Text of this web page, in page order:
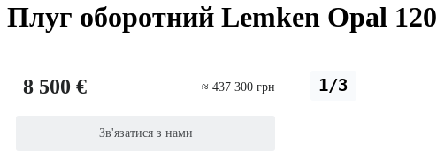
Плуг оборотний Lemken Opal 120
1/3
8 500 € ≈ 437 300 грн
Зв'язатися з нами